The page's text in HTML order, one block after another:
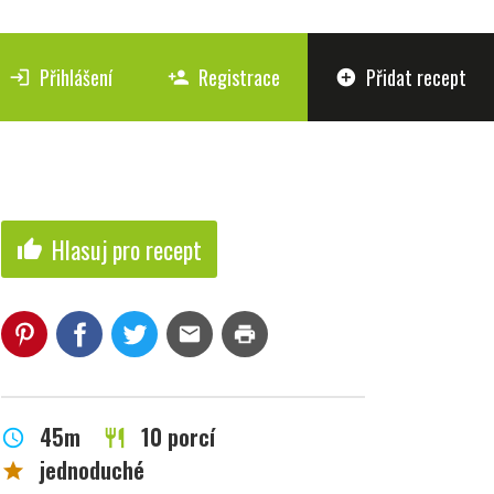
login Přihlášení person_add Registrace add_circle Přidat recept
thumb_up Hlasuj pro recept
mail print
schedule 45m restaurant 10 porcí
star jednoduché